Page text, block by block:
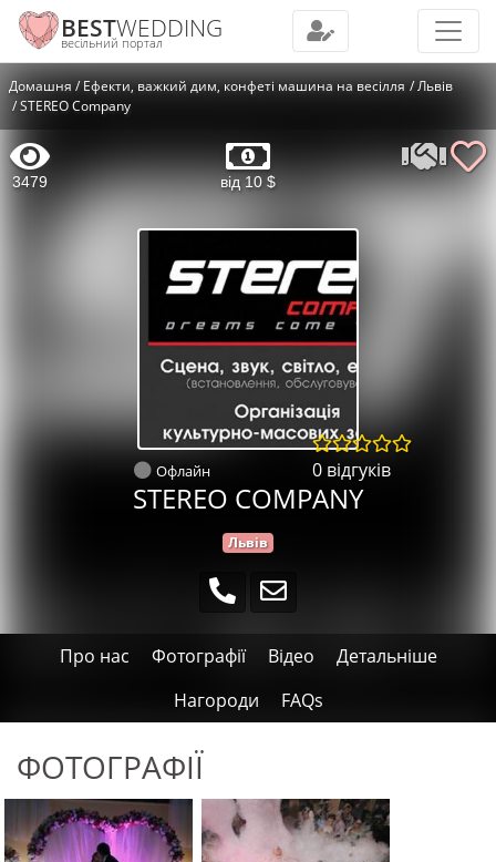
BESTWEDDING
весільний портал
Домашня Ефекти, важкий дим, конфеті машина на весілля
Львів
STEREO Company
3479 від 10 $
Офлайн 0 відгуків
STEREO COMPANY
Львів
Про нас Фотографії Відео
Детальніше
Нагороди
FAQs
ФОТОГРАФІЇ